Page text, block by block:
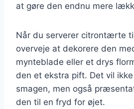
at gøre den endnu mere
Når du serverer citrontærte
overveje at dekorere den
mynteblade eller et drys
den et ekstra pift. Det vil
smagen, men også
den til en fryd for øjet.